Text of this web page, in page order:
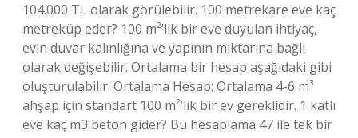
104.000 TL olarak görülebilir. 100 metrekare eve kaç
metreküp eder? 100 m²’lik bir eve duyulan ihtiyaç,
evin duvar kalınlığına ve yapının miktarına bağlı
olarak değişebilir. Ortalama bir hesap aşağıdaki gibi
oluşturulabilir: Ortalama Hesap: Ortalama 4-6 m³
ahşap için standart 100 m²’lik bir ev gereklidir. 1 katlı
eve kaç m3 beton gider? Bu hesaplama 47 ile tek bir